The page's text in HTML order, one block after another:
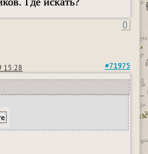
0
15:28 #71975